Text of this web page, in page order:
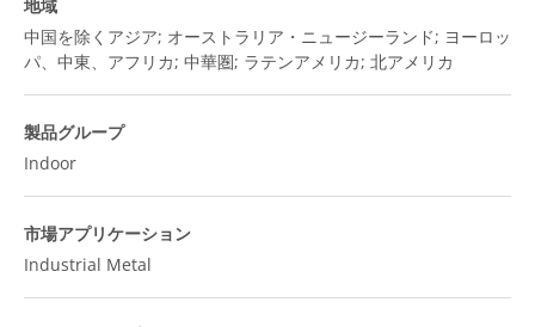
地域
中国を除くアジア; オーストラリア・ニュージーランド; ヨーロッ
パ、中東、アフリカ; 中華圏; ラテンアメリカ; 北アメリカ
製品グループ
Indoor
市場アプリケーション
Industrial Metal